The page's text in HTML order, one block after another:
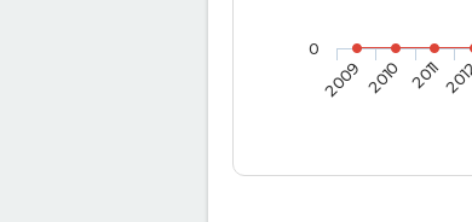
2009 2010 2011
0